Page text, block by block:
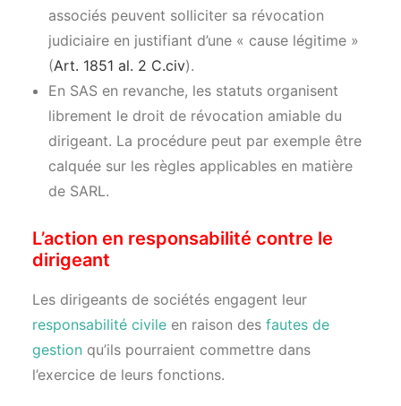
associés peuvent solliciter sa révocation
judiciaire en justifiant d’une « cause légitime »
(Art. 1851 al. 2 C.civ).
En SAS en revanche, les statuts organisent
librement le droit de révocation amiable du
dirigeant. La procédure peut par exemple être
calquée sur les règles applicables en matière
de SARL.
L’action en responsabilité contre le
dirigeant
Les dirigeants de sociétés engagent leur
responsabilité civile en raison des fautes de
gestion qu’ils pourraient commettre dans
l’exercice de leurs fonctions.